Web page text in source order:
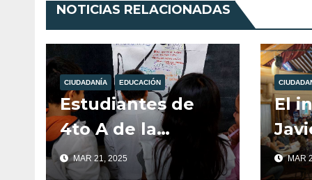
NOTICIAS RELACIONADAS
CIUDADANÍA EDUCACIÓN
Estudiantes de
4to A de la
Escuela 341
MAR 21, 2025
El
MAR